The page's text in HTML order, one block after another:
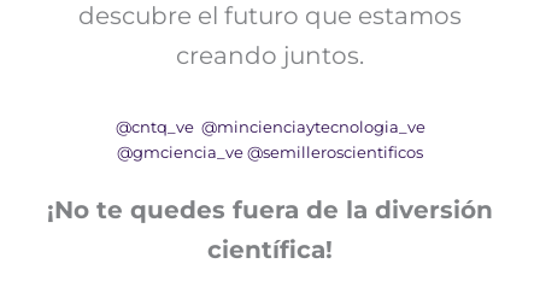
descubre el futuro que estamos
creando juntos.
@cntq_ve @mincienciaytecnologia_ve
@gmciencia_ve @semilleroscientificos
¡No te quedes fuera de la diversión
científica!